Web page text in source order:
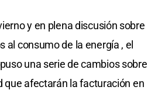
y en plena discusión sobre
al consumo de la energía , el
una serie de cambios sobre
que afectarán la facturación en